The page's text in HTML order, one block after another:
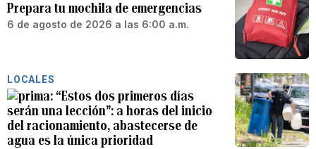
Prepara tu mochila de emergencias
6 de agosto de 2026 a las 6:00 a.m.
LOCALES
“Estos dos primeros días
serán una lección”: a horas del inicio
del racionamiento, abastecerse de
agua es la única prioridad